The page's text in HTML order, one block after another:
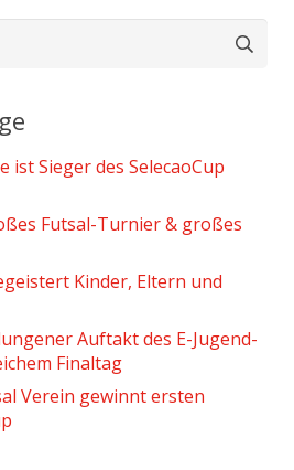
ist Sieger des SelecaoCup
Futsal-Turnier & großes
Kinder, Eltern und
Auftakt des E-Jugend-
Finaltag
Verein gewinnt ersten